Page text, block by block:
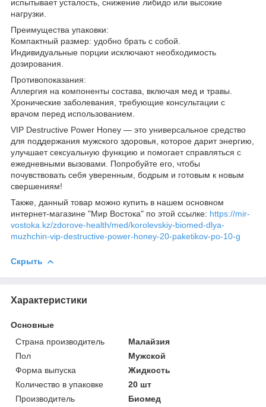
испытывает усталость, снижение либидо или высокие
нагрузки.
Преимущества упаковки:
Компактный размер: удобно брать с собой.
Индивидуальные порции исключают необходимость
дозирования.
Противопоказания:
Аллергия на компоненты состава, включая мед и травы.
Хронические заболевания, требующие консультации с
врачом перед использованием.
VIP Destructive Power Honey — это универсальное средство
для поддержания мужского здоровья, которое дарит энергию,
улучшает сексуальную функцию и помогает справляться с
ежедневными вызовами. Попробуйте его, чтобы
почувствовать себя уверенным, бодрым и готовым к новым
свершениям!
Также, данный товар можно купить в нашем основном
интернет-магазине "Мир Востока" по этой ссылке: https://mir-
vostoka.kz/zdorove-health/med/korolevskiy-biomed-dlya-
muzhchin-vip-destructive-power-honey-20-paketikov-po-10-g
Скрыть
Характеристики
Основные
Страна производитель
Малайзия
Пол
Мужской
Форма выпуска
Жидкость
Количество в упаковке
20 шт
Производитель
Биомед